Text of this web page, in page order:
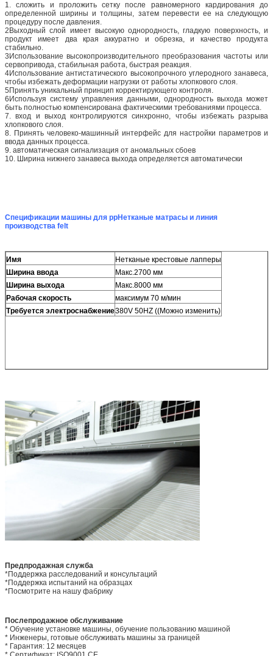
1. сложить и проложить сетку после равномерного кардирования до
определенной ширины и толщины, затем перевести ее на следующую
процедуру после давления.
2Выходный слой имеет высокую однородность, гладкую поверхность, и
продукт имеет два края аккуратно и обрезка, и качество продукта
стабильно.
3Использование высокопроизводительного преобразования частоты или
сервопривода, стабильная работа, быстрая реакция.
4Использование антистатического высокопрочного углеродного занавеса,
чтобы избежать деформации нагрузки от работы хлопкового слоя.
5Принять уникальный принцип корректирующего контроля.
6Используя систему управления данными, однородность выхода может
быть полностью компенсирована фактическими требованиями процесса.
7. вход и выход контролируются синхронно, чтобы избежать разрыва
хлопкового слоя.
8. Принять человеко-машинный интерфейс для настройки параметров и
ввода данных процесса.
9. автоматическая сигнализация от аномальных сбоев
10. Ширина нижнего занавеса выхода определяется автоматически
Спецификации машины для ppНетканые матрасы и линия
производства felt
Имя
Нетканые крестовые лапперы
Ширина ввода
Макс.2700 мм
Ширина выхода
Макс.8000 мм
Рабочая скорость
максимум 70 м/мин
Требуется электроснабжение380V 50HZ ((Можно изменить)
Предпродажная служба
*Поддержка расследований и консультаций
*Поддержка испытаний на образцах
*Посмотрите на нашу фабрику
Послепродажное обслуживание
* Обучение установке машины, обучение пользованию машиной
* Инженеры, готовые обслуживать машины за границей
* Гарантия: 12 месяцев